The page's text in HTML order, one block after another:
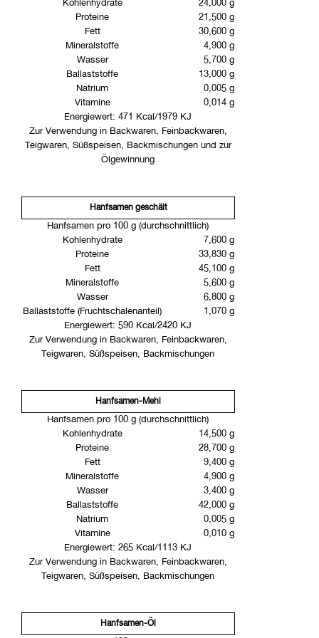
Kohlenhydrate
24,000 g
Proteine
21,500 g
Fett
30,600 g
Mineralstoffe
4,900 g
Wasser
5,700 g
Ballaststoffe
13,000 g
Natrium
0,005 g
Vitamine
0,014 g
Energiewert: 471 Kcal/1979 KJ
Zur Verwendung in Backwaren, Feinbackwaren,
Teigwaren, Süßspeisen, Backmischungen und zur
Ölgewinnung
Hanfsamen geschält
Hanfsamen pro 100 g (durchschnittlich)
Kohlenhydrate
7,600 g
Proteine
33,830 g
Fett
45,100 g
Mineralstoffe
5,600 g
Wasser
6,800 g
Ballaststoffe (Fruchtschalenanteil)
1,070 g
Energiewert: 590 Kcal/2420 KJ
Zur Verwendung in Backwaren, Feinbackwaren,
Teigwaren, Süßspeisen, Backmischungen
Hanfsamen-Mehl
Hanfsamen pro 100 g (durchschnittlich)
Kohlenhydrate
14,500 g
Proteine
28,700 g
Fett
9,400 g
Mineralstoffe
4,900 g
Wasser
3,400 g
Ballaststoffe
42,000 g
Natrium
0,005 g
Vitamine
0,010 g
Energiewert: 265 Kcal/1113 KJ
Zur Verwendung in Backwaren, Feinbackwaren,
Teigwaren, Süßspeisen, Backmischungen
Hanfsamen-Öl